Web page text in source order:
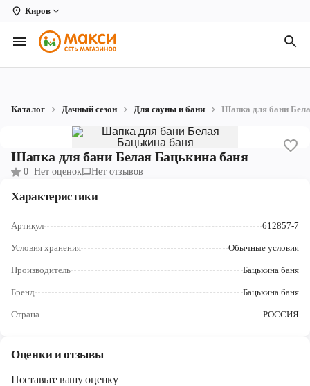
Киров
Вологда
Архангельск
Коряжма
Котлас
Новодвинск
Северодвинск
Череповец
Каталог Дачный сезон Для сауны и бани Шапка для бани
Шапка для бани Белая Бацькина баня
0 Нет оценок Нет отзывов
Характеристики
Артикул 612857-7
Условия хранения Обычные условия
Производитель Бацькина баня
Бренд Бацькина баня
Страна РОССИЯ
Оценки и отзывы
Поставьте вашу оценку